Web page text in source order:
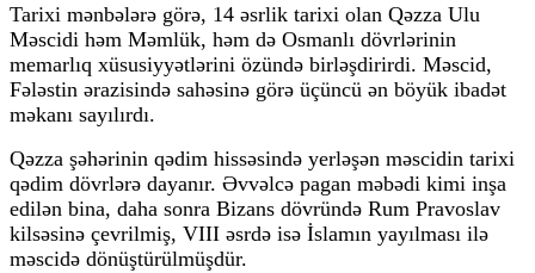
Tarixi mənbələrə görə, 14 əsrlik tarixi olan Qəzza Ulu
Məscidi həm Məmlük, həm də Osmanlı dövrlərinin
memarlıq xüsusiyyətlərini özündə birləşdirirdi. Məscid,
Fələstin ərazisində sahəsinə görə üçüncü ən böyük ibadət
məkanı sayılırdı.
Qəzza şəhərinin qədim hissəsində yerləşən məscidin tarixi
qədim dövrlərə dayanır. Əvvəlcə pagan məbədi kimi inşa
edilən bina, daha sonra Bizans dövründə Rum Pravoslav
kilsəsinə çevrilmiş, VIII əsrdə isə İslamın yayılması ilə
məscidə dönüştürülmüşdür.